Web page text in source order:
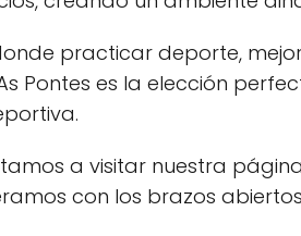
practicar deporte,
Pontes es la elección
a visitar nuestra
con los brazos